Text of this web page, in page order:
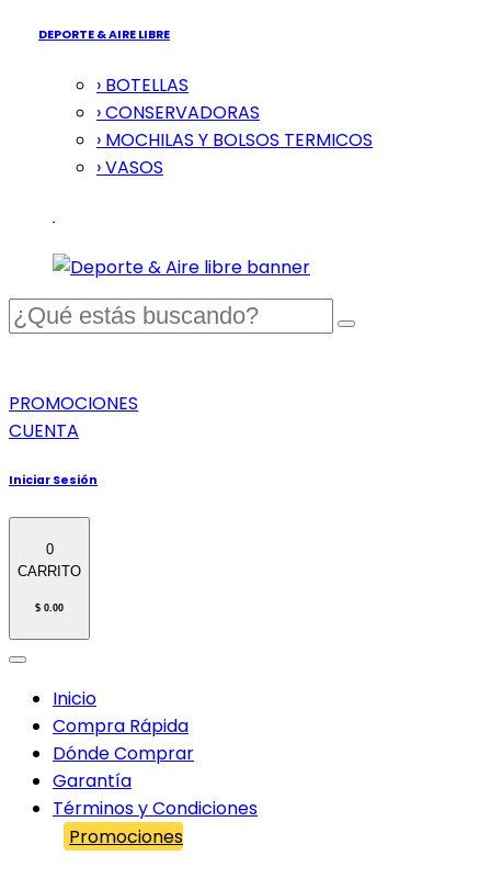
DEPORTE & AIRE LIBRE
› BOTELLAS
› CONSERVADORAS
› MOCHILAS Y BOLSOS TERMICOS
› VASOS
PROMOCIONES
CUENTA
Iniciar Sesión
0
CARRITO
$ 0.00
Inicio
Compra Rápida
Dónde Comprar
Garantía
Términos y Condiciones
Promociones